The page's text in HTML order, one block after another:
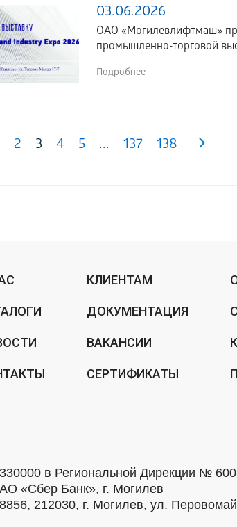
03.06.2026
ОАО «Могилевлифтмаш»
промышленно-торговой
Подробнее
2 3 4 5 ... 137 138
КЛИЕНТАМ
ДОКУМЕНТАЦИЯ
ВАКАНСИИ
СЕРТИФИКАТЫ
в Региональной Дирекции № 600
«Сбер Банк», г. Могилев
212030, г. Могилев, ул.